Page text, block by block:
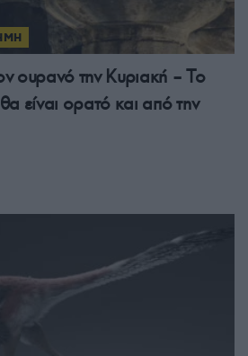
ουρανό την Κυριακή – Το
είναι ορατό και από την